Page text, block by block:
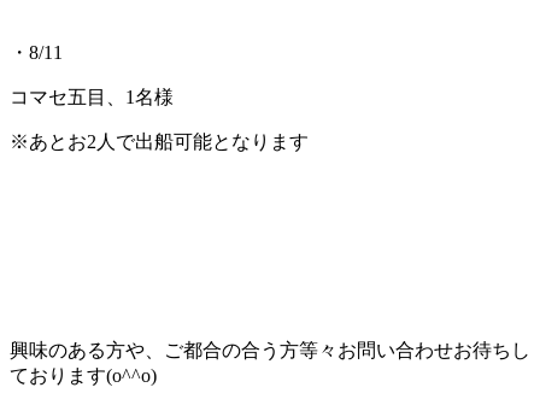
・8/11
コマセ五目、1名様
※あとお2人で出船可能となります
興味のある方や、ご都合の合う方等々お問い合わせお待ちし
ております(o^^o)